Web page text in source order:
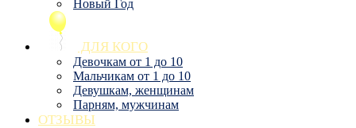
Новый Год
ДЛЯ КОГО
Девочкам от 1 до 10
Мальчикам от 1 до 10
Девушкам, женщинам
Парням, мужчинам
ОТЗЫВЫ